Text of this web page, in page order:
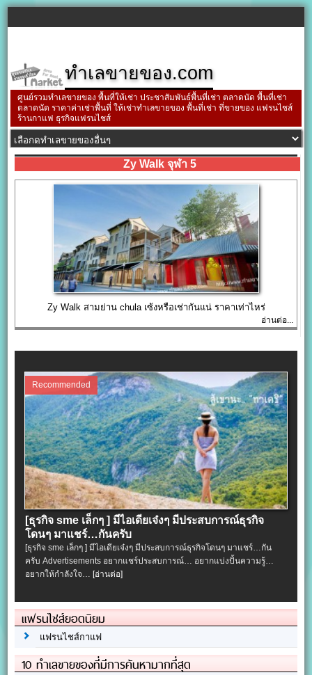
ทำเลขายของ.com
ศูนย์รวมทำเลขายของ พื้นที่ให้เช่า ประชาสัมพันธ์พื้นที่เช่า ตลาดนัด พื้นที่เช่า
ตลาดนัด ราคาค่าเช่าพื้นที่ ให้เช่าทำเลขายของ พื้นที่เช่า ที่ขายของ แฟรนไชส์
ร้านกาแฟ ธุรกิจแฟรนไชส์
Zy Walk จุฬา 5
Zy Walk สามย่าน chula เซ้งหรือเช่ากันแน่ ราคาเท่าไหร่
อ่านต่อ...
Recommended
[ธุรกิจ sme เล็กๆ ] มีไอเดียเจ๋งๆ มีประสบการณ์ธุรกิจ
โดนๆ มาแชร์…กันครับ
[ธุรกิจ sme เล็กๆ ] มีไอเดียเจ๋งๆ มีประสบการณ์ธุรกิจโดนๆ มาแชร์…กัน
ครับ Advertisements อยากแชร์ประสบการณ์… อยากแบ่งปั้นความรู้…
อยากให้กำลังใจ…[อ่านต่อ]
แฟรนไชส์ยอดนิยม
แฟรนไชส์กาแฟ
10 ทำเลขายของที่มีการค้นหามากที่สุด